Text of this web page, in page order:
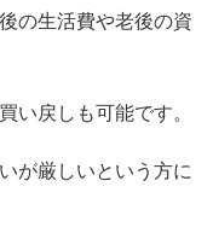
の生活費や老後の資
い戻しも可能です。
が厳しいという方に